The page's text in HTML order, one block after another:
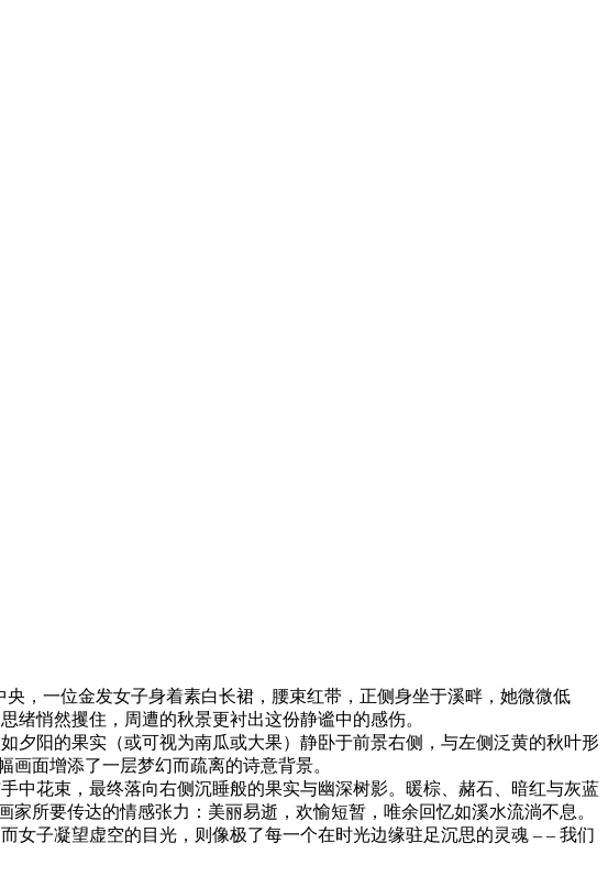
，一位金发女子身着素白长裙，腰束红带，正侧身坐于溪畔，她微微低
悄然攫住，周遭的秋景更衬出这份静谧中的感伤。
夕阳的果实（或可视为南瓜或大果）静卧于前景右侧，与左侧泛黄的秋叶形
面增添了一层梦幻而疏离的诗意背景。
中花束，最终落向右侧沉睡般的果实与幽深树影。暖棕、赭石、暗红与灰蓝
所要传达的情感张力：美丽易逝，欢愉短暂，唯余回忆如溪水流淌不息。
子凝望虚空的目光，则像极了每一个在时光边缘驻足沉思的灵魂 – – 我们